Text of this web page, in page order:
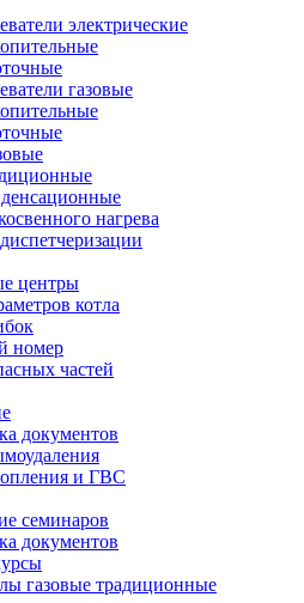
электрические
газовые
нагрева
центры
котла
номер
частей
документов
и ГВС
семинаров
документов
газовые традиционные